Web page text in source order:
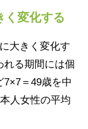
く変化する
大きく変化す
れる期間には個
＝49歳を中
人女性の平均